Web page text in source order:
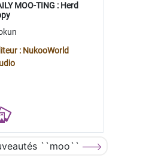
MOO-TING : Herd
: NukooWorld
``moo``